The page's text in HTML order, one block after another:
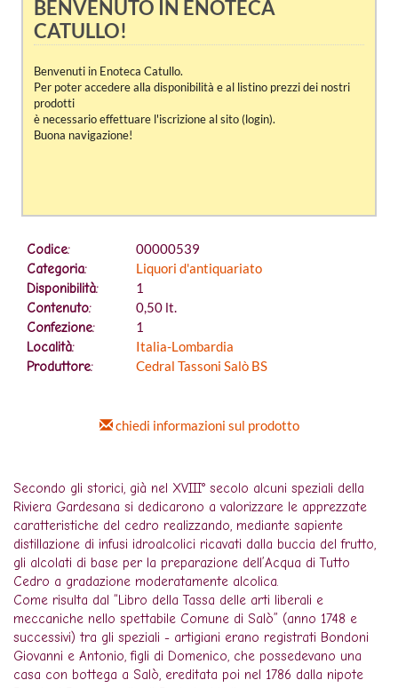
Codice:
00000539
Categoria:
Liquori d'antiquariato
Disponibilità:
1
Contenuto:
0,50 lt.
Confezione:
1
Località:
Italia-Lombardia
Produttore:
Cedral Tassoni Salò BS
chiedi informazioni sul prodotto
Secondo gli storici, già nel XVIII° secolo alcuni speziali della
Riviera Gardesana si dedicarono a valorizzare le apprezzate
caratteristiche del cedro realizzando, mediante sapiente
distillazione di infusi idroalcolici ricavati dalla buccia del frutto,
gli alcolati di base per la preparazione dell’Acqua di Tutto
Cedro a gradazione moderatamente alcolica.
Come risulta dal “Libro della Tassa delle arti liberali e
meccaniche nello spettabile Comune di Salò” (anno 1748 e
successivi) tra gli speziali - artigiani erano registrati Bondoni
Giovanni e Antonio, figli di Domenico, che possedevano una
casa con bottega a Salò, ereditata poi nel 1786 dalla nipote
BENVENUTO IN ENOTECA
CATULLO!
Benvenuti in Enoteca Catullo.
Per poter accedere alla disponibilità e al listino prezzi dei nostri
prodotti
è necessario effettuare l'iscrizione al sito (login).
Buona navigazione!